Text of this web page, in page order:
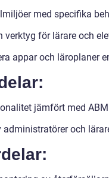
med specifika
verktyg för lärare och
appar och läroplaner
jämfört med
administratörer och